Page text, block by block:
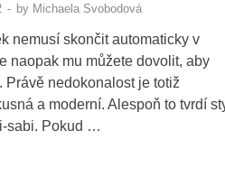
- by Michaela Svobodová
nemusí skončit automaticky v
naopak mu můžete dovolit, aby
Právě nedokonalost je totiž
a moderní. Alespoň to tvrdí
sabi. Pokud …